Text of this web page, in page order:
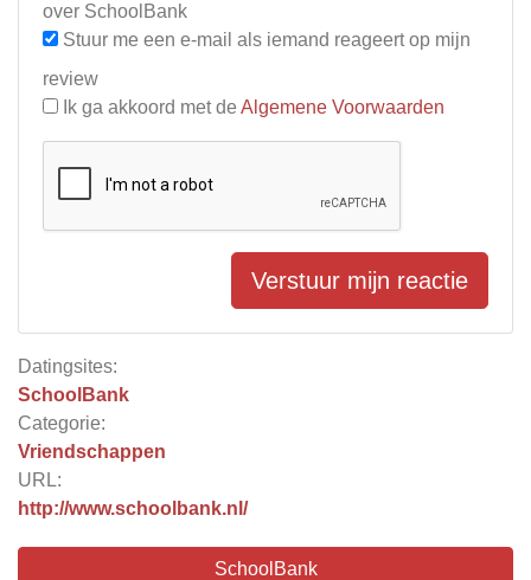
Datingsites:
SchoolBank
Categorie:
Vriendschappen
URL:
http://www.schoolbank.nl/
SchoolBank
over SchoolBank
Stuur me een e-mail als iemand reageert op mijn
review
Ik ga akkoord met de Algemene Voorwaarden
Verstuur mijn reactie